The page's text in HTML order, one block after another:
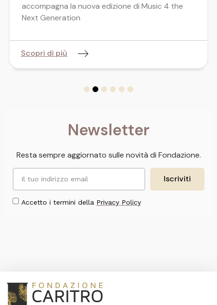
accompagna la nuova edizione di Music 4 the
Next Generation
Scopri di più
Newsletter
Resta sempre aggiornato sulle novità di Fondazione.
Accetto i termini della Privacy Policy
Iscriviti